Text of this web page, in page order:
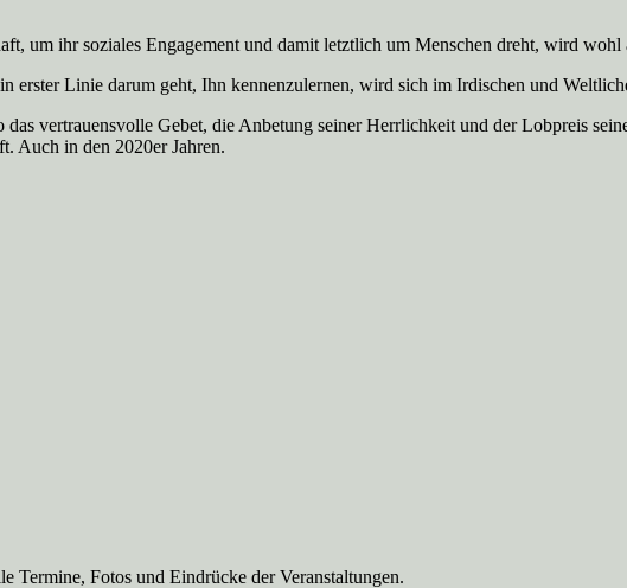
um ihr soziales Engagement und damit letztlich um Menschen dreht, wird
erster Linie darum geht, Ihn kennenzulernen, wird sich im Irdischen und
vertrauensvolle Gebet, die Anbetung seiner Herrlichkeit und der Lobpreis
Auch in den 2020er Jahren.
Termine, Fotos und Eindrücke der Veranstaltungen.